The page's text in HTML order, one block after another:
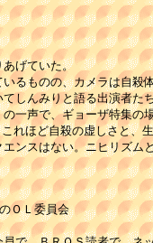
あげていた。
るものの、カメラは自殺
しんみりと語る出演者た
一声で、ギョーザ特集の
れほど自殺の虚しさと、
ンスはない。ニヒリズム
ＯＬ委員会